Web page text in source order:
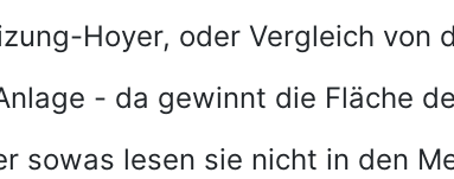
Hoyer, oder Vergleich von
- da gewinnt die Fläche
sowas lesen sie nicht in den